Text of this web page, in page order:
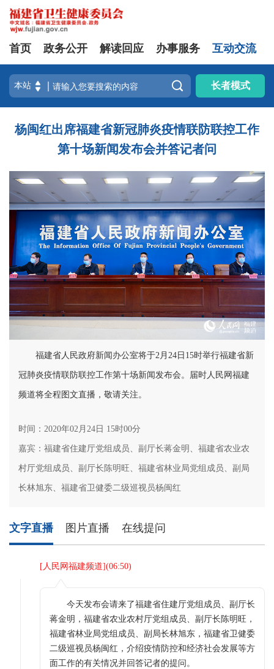
首页 政务公开 解读回应 办事服务 互动交流
 长者模式
杨闽红出席福建省新冠肺炎疫情联防联控工作
第十场新闻发布会并答记者问
福建省人民政府新闻办公室将于2月24日15时举行福建省新
冠肺炎疫情联防联控工作第十场新闻发布会。届时人民网福建
频道将全程图文直播，敬请关注。
时间：2020年02月24日 15时00分
嘉宾：福建省住建厅党组成员、副厅长蒋金明、福建省农业农
村厅党组成员、副厅长陈明旺、福建省林业局党组成员、副局
长林旭东、福建省卫健委二级巡视员杨闽红
文字直播 图片直播 在线提问
[ 人民网福建频道](06:50)
今天发布会请来了福建省住建厅党组成员、副厅长
蒋金明，福建省农业农村厅党组成员、副厅长陈明旺，
福建省林业局党组成员、副局长林旭东，福建省卫健委
二级巡视员杨闽红，介绍疫情防控和经济社会发展等方
面工作的有关情况并回答记者的提问。